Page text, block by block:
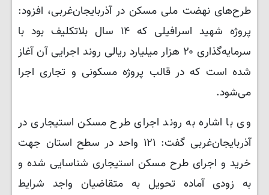
طرح‌های نهضت ملی مسکن در آذربایجان‌غربی، افزود:
پروژه شهید اسرافیلی که ۱۴ سال بلاتکلیف بود با
سرمایه‌گذاری ۲۰ هزار میلیارد ریالی روند اجرایی آن آغاز
شده است که در قالب پروژه مسکونی و تجاری اجرا
می‌شود.
وی با اشاره به روند اجرای طرح مسکن استیجاری در
آذربایجان‌غربی گفت: ۱۲۱ واحد در سطح استان جهت
خرید و اجرای طرح مسکن استیجاری شناسایی شده و
به زودی آماده تحویل به متقاضیان واجد شرایط